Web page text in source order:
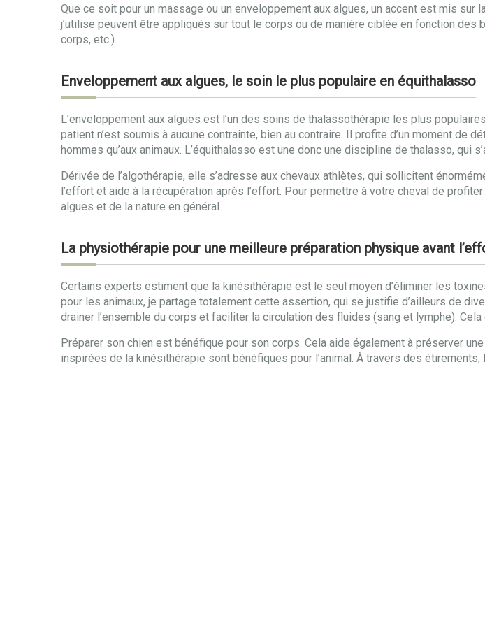
Que ce soit pour un massage ou un enveloppement aux algues, un accent est mis
j’utilise peuvent être appliqués sur tout le corps ou de manière ciblée en fonction
corps, etc.).
Enveloppement aux algues, le soin le plus populaire en équithalasso
L’enveloppement aux algues est l’un des soins de thalassothérapie les plus
patient n’est soumis à aucune contrainte, bien au contraire. Il profite d’un moment
hommes qu’aux animaux. L’équithalasso est une donc une discipline de thalasso, qui
Dérivée de l’algothérapie, elle s’adresse aux chevaux athlètes, qui sollicitent
l’effort et aide à la récupération après l’effort. Pour permettre à votre cheval de
algues et de la nature en général.
La physiothérapie pour une meilleure préparation physique avant
Certains experts estiment que la kinésithérapie est le seul moyen d’éliminer les
pour les animaux, je partage totalement cette assertion, qui se justifie d’ailleurs de
drainer l’ensemble du corps et faciliter la circulation des fluides (sang et lymphe).
Préparer son chien est bénéfique pour son corps. Cela aide également à préserver
inspirées de la kinésithérapie sont bénéfiques pour l’animal. À travers des